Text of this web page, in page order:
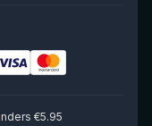
€5.95